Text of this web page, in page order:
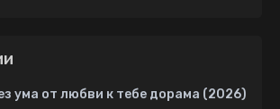
ума от любви к тебе дорама (2026)